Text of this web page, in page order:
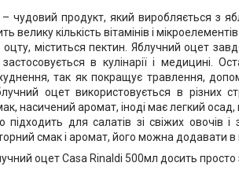
чудовий продукт, який виробляється з
велику кількість вітамінів і
оцту, міститься пектин. Яблучний оцет
в кулінарії і медицині.
так як покращує травлення,
оцет використовується в різних
насичений аромат, іноді має легкий
підходить для салатів зі свіжих овочів
смак і аромат, його можна додавати в
оцет Casa Rinaldi 500мл досить